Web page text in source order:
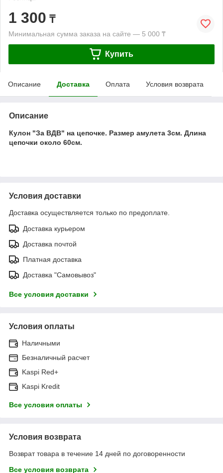
1 300 ₸
Минимальная сумма заказа на сайте — 5 000 ₸
Купить
Описание Доставка Оплата Условия возврата
Описание
Кулон "За ВДВ" на цепочке. Размер амулета 3см. Длина
цепочки около 60см.
Условия доставки
Доставка осуществляется только по предоплате.
Доставка курьером
Доставка почтой
Платная доставка
Доставка "Самовывоз"
Все условия доставки
Условия оплаты
Наличными
Безналичный расчет
Kaspi Red+
Kaspi Kredit
Все условия оплаты
Условия возврата
Возврат товара в течение 14 дней по договоренности
Все условия возврата